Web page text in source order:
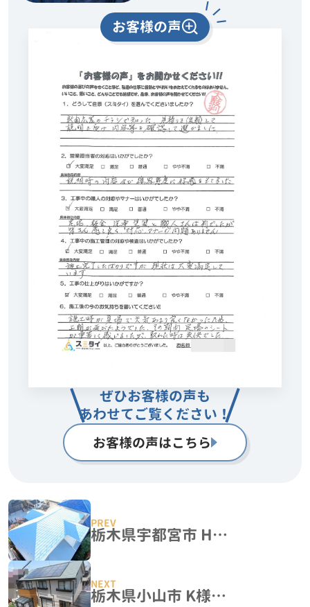
お客様の声
ぜひお客様の声も
あわせてご覧ください！
お客様の声はこちら
栃木県宇都宮市 H様邸 屋根塗装工事
栃木県小山市 K様邸 外壁塗装工事